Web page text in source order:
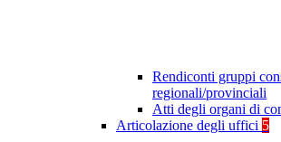
Rendiconti gruppi
regionali/provinciali
Atti degli organi di
Articolazione degli uffici 5